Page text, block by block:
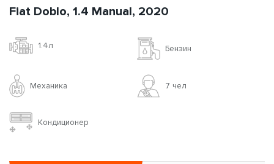
Fiat Doblo, 1.4 Manual, 2020
1.4л Бензин
Механика 7 чел
Кондиционер